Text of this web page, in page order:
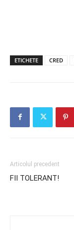
ETICHETE CRED
Articolul precedent
FII TOLERANT!